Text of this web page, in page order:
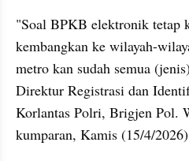
"Soal BPKB elektronik tetap
kembangkan ke wilayah-
metro kan sudah semua
Direktur Registrasi dan
Korlantas Polri, Brigjen Pol.
kumparan, Kamis (15/4/